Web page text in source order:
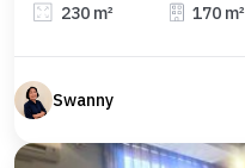
230 m² 170 m²
Swanny